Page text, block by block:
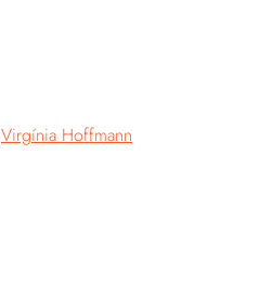
Virgínia Hoffmann